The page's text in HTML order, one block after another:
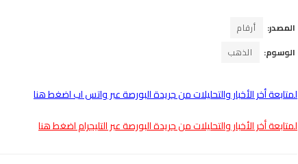
المصدر:
أرقام
الوسوم:
الذهب
لمتابعة أخر الأخبار والتحليلات من جريدة البورصة عبر واتس اب اضغط هنا
لمتابعة أخر الأخبار والتحليلات من جريدة البورصة عبر التليجرام اضغط هنا